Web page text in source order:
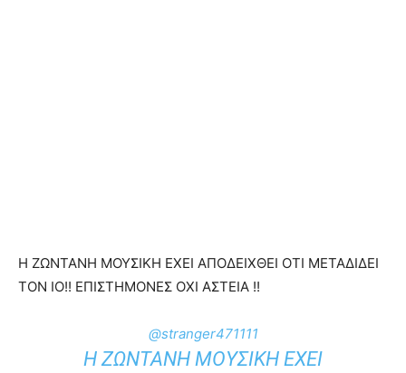
Η ΖΩΝΤΑΝΗ ΜΟΥΣΙΚΗ ΕΧΕΙ ΑΠΟΔΕΙΧΘΕΙ ΟΤΙ ΜΕΤΑΔΙΔΕΙ
ΤΟΝ ΙΟ!! ΕΠΙΣΤΗΜΟΝΕΣ ΟΧΙ ΑΣΤΕΙΑ !!
@stranger471111
Η ΖΩΝΤΑΝΗ ΜΟΥΣΙΚΗ ΕΧΕΙ